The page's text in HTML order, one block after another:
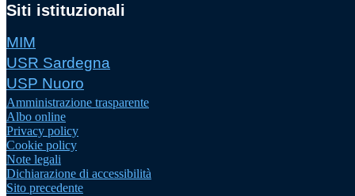
Siti istituzionali
MIM
USR Sardegna
USP Nuoro
Amministrazione trasparente
Albo online
Privacy policy
Cookie policy
Note legali
Dichiarazione di accessibilità
Sito precedente